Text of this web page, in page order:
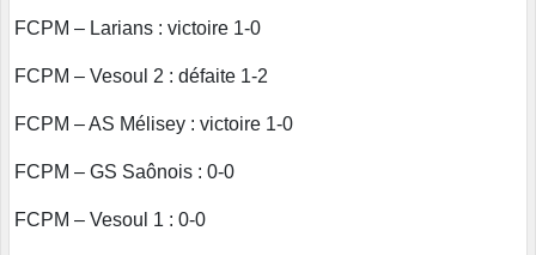
FCPM – Larians : victoire 1-0
FCPM – Vesoul 2 : défaite 1-2
FCPM – AS Mélisey : victoire 1-0
FCPM – GS Saônois : 0-0
FCPM – Vesoul 1 : 0-0